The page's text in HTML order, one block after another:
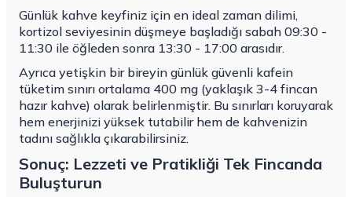
Günlük kahve keyfiniz için en ideal zaman dilimi,
kortizol seviyesinin düşmeye başladığı sabah 09:30 -
11:30 ile öğleden sonra 13:30 - 17:00 arasıdır.
Ayrıca yetişkin bir bireyin günlük güvenli kafein
tüketim sınırı ortalama 400 mg (yaklaşık 3-4 fincan
hazır kahve) olarak belirlenmiştir. Bu sınırları koruyarak
hem enerjinizi yüksek tutabilir hem de kahvenizin
tadını sağlıkla çıkarabilirsiniz.
Sonuç: Lezzeti ve Pratikliği Tek Fincanda
Buluşturun